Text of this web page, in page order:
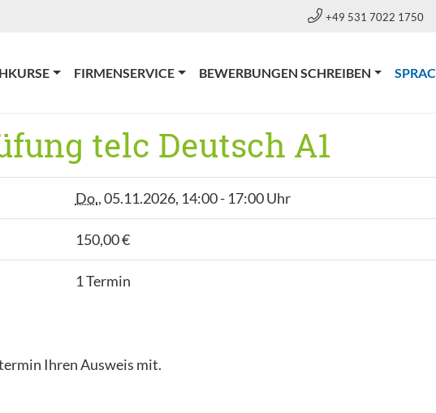
+49 531 7022 1750
FIRMENSERVICE BEWERBUNGEN SCHREIBEN
telc Deutsch A1
Do., 05.11.2026, 14:00 - 17:00 Uhr
150,00 €
1 Termin
Ihren Ausweis mit.